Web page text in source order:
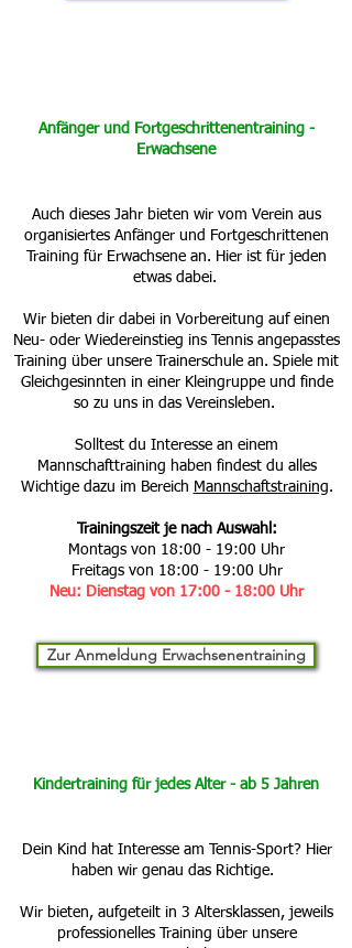
Anfänger und Fortgeschrittenentraining -
Erwachsene
Auch dieses Jahr bieten wir vom Verein aus
organisiertes Anfänger und Fortgeschrittenen
Training für Erwachsene an. Hier ist für jeden
etwas dabei.
Wir bieten dir dabei in Vorbereitung auf einen
Neu- oder Wiedereinstieg ins Tennis angepasstes
Training über unsere Trainerschule an. Spiele mit
Gleichgesinnten in einer Kleingruppe und finde
so zu uns in das Vereinsleben.
Solltest du Interesse an einem
Mannschafttraining haben findest du alles
Wichtige dazu im Bereich Mannschaftstraining.
Trainingszeit je nach Auswahl:
Montags von 18:00 - 19:00 Uhr
Freitags von 18:00 - 19:00 Uhr
Neu: Dienstag von 17:00 - 18:00 Uhr
Zur Anmeldung Erwachsenentraining
Kindertraining für jedes Alter - ab 5 Jahren
Dein Kind hat Interesse am Tennis-Sport? Hier
haben wir genau das Richtige.
Wir bieten, aufgeteilt in 3 Altersklassen, jeweils
professionelles Training über unsere